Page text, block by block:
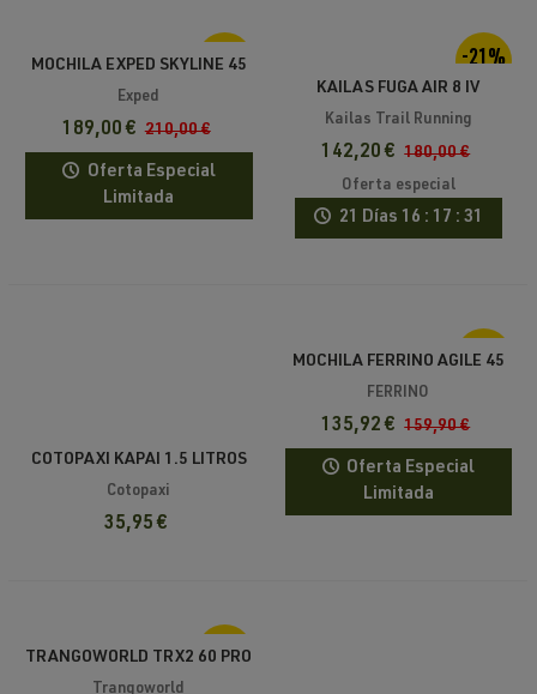
-10%
MOCHILA EXPED SKYLINE 45
Exped
189,00 € 210,00 €
Oferta Especial
Limitada
-21%
KAILAS FUGA AIR 8 IV
CHALECO TRAIL RUNNING
Kailas Trail Running
142,20 € 180,00 €
Oferta especial
21 Días 16 : 17 : 31
COTOPAXI KAPAI 1.5 LITROS
HIP PACK EARTH DEL DÍA
Cotopaxi
35,95 €
-15%
MOCHILA FERRINO AGILE 45
FERRINO
135,92 € 159,90 €
Oferta Especial
Limitada
-30%
TRANGOWORLD TRX2 60 PRO
DR
Trangoworld